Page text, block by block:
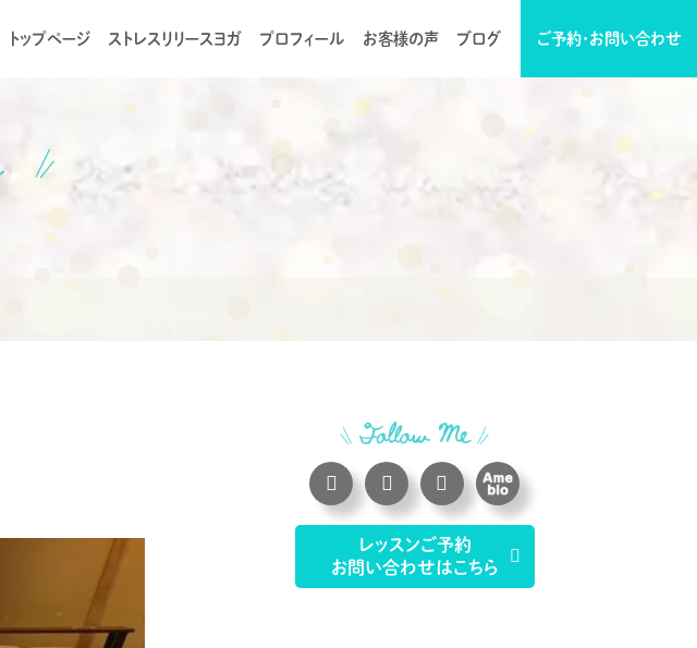
トップページ ストレスリリースヨガ プロフィール お客様の声 ブログ ご予約・お問い合わせ
レッスンご予約
お問い合わせはこちら